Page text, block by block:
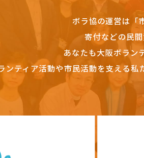
ボラ協の運営は「
寄付などの民
あなたも大阪ボラン
ンティア活動や市民活動を支える私